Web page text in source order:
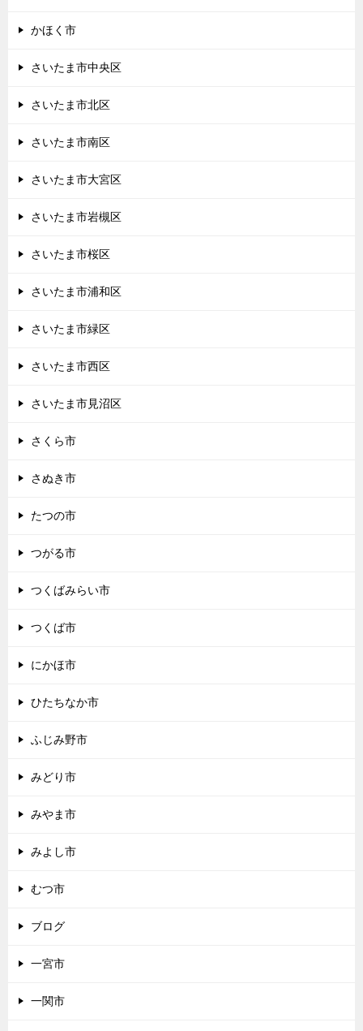
かほく市
さいたま市中央区
さいたま市北区
さいたま市南区
さいたま市大宮区
さいたま市岩槻区
さいたま市桜区
さいたま市浦和区
さいたま市緑区
さいたま市西区
さいたま市見沼区
さくら市
さぬき市
たつの市
つがる市
つくばみらい市
つくば市
にかほ市
ひたちなか市
ふじみ野市
みどり市
みやま市
みよし市
むつ市
ブログ
一宮市
一関市